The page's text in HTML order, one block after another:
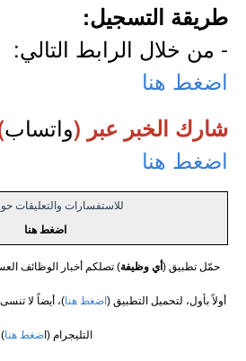
طريقة التسجيل:
- من خلال الرابط التالي:
اضغط هنا
شارك الخبر عبر (واتساب
اضغط هنا
للاستفسارات والتعليقات
اضغط هنا
حمّل تطبيق ( أي وظيفة) تصلكم أخبار الوظائف
أولاً بأول، لتحميل التطبيق ( اضغط هنا)، أيضاً لا
التليجرام (اضغط هنا).